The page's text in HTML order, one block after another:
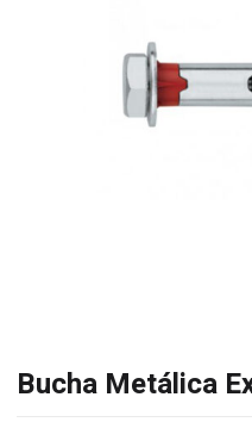
Bucha Metálica